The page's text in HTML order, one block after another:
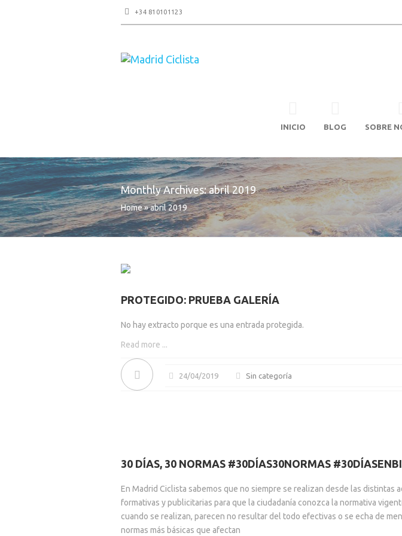
+34 810101123
INICIO BLOG SOBRE
Monthly Archives:abril 2019
Home»abril 2019
PROTEGIDO: PRUEBA GALERÍA
No hay extracto porque es una entrada protegida.
Read more ...
24/04/2019 Sin categoría
30 DÍAS, 30 NORMAS #30DÍAS30NORMAS
En Madrid Ciclista sabemos que no siempre se realizan desde las distintas
formativas y publicitarias para que la ciudadanía conozca la normativa
cuando se realizan, parecen no resultar del todo efectivas o se echa de
normas más básicas que afectan